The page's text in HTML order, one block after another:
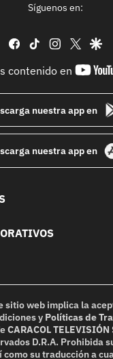
Síguenos en:
facebook
tiktok instagram
twitter
contenido en
nuestra app en
nuestra app en
sitio web implica la
y Políticas de
CARACOL TELEVISIÓN
D.R.A. Prohibida
su traducción a